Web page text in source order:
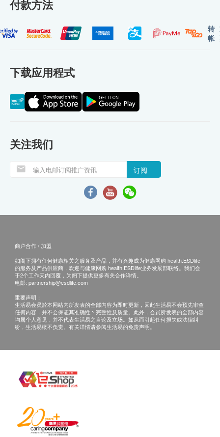
付款方法
转
帐
下载应用程式
关注我们
订阅
商户合作 / 加盟
如阁下拥有任何健康相关之服务及产品，并有兴趣成为健康网购 health.ESDlife
的服务及产品供应商，欢迎与健康网购 health.ESDlife业务发展部联络。我们会
于2个工作天内回覆，为阁下提供更多有关合作详情。
电邮: partnership@esdlife.com
重要声明：
生活易会员於本网站内所发表的全部内容为即时更新，因此生活易不会预先审查
任何内容，并不会保证其准确性丶完整性及质量。此外，会员所发表的全部内容
均属个人意见，并不代表生活易之言论及立场。如从而引起任何损失或法律纠
纷，生活易概不负责。有关详情请参阅生活易的免责声明。